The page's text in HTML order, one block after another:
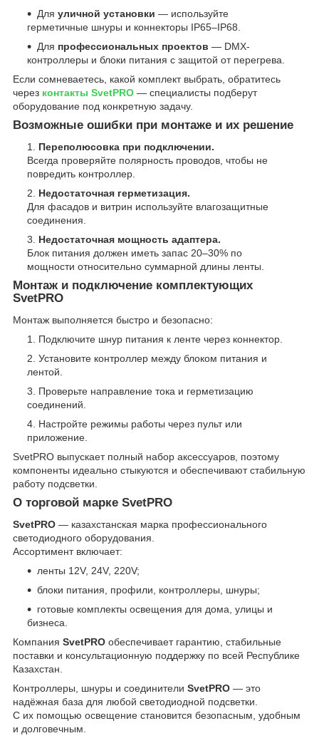
Для уличной установки — используйте
герметичные шнуры и коннекторы IP65–IP68.
Для профессиональных проектов — DMX-
контроллеры и блоки питания с защитой от перегрева.
Если сомневаетесь, какой комплект выбрать, обратитесь
через контакты SvetPRO — специалисты подберут
оборудование под конкретную задачу.
Возможные ошибки при монтаже и их решение
Переполюсовка при подключении.
Всегда проверяйте полярность проводов, чтобы не
повредить контроллер.
Недостаточная герметизация.
Для фасадов и витрин используйте влагозащитные
соединения.
Недостаточная мощность адаптера.
Блок питания должен иметь запас 20–30% по
мощности относительно суммарной длины ленты.
Монтаж и подключение комплектующих
SvetPRO
Монтаж выполняется быстро и безопасно:
Подключите шнур питания к ленте через коннектор.
Установите контроллер между блоком питания и
лентой.
Проверьте направление тока и герметизацию
соединений.
Настройте режимы работы через пульт или
приложение.
SvetPRO выпускает полный набор аксессуаров, поэтому
компоненты идеально стыкуются и обеспечивают стабильную
работу подсветки.
О торговой марке SvetPRO
SvetPRO — казахстанская марка профессионального
светодиодного оборудования.
Ассортимент включает:
ленты 12V, 24V, 220V;
блоки питания, профили, контроллеры, шнуры;
готовые комплекты освещения для дома, улицы и
бизнеса.
Компания SvetPRO обеспечивает гарантию, стабильные
поставки и консультационную поддержку по всей Республике
Казахстан.
Контроллеры, шнуры и соединители SvetPRO — это
надёжная база для любой светодиодной подсветки.
С их помощью освещение становится безопасным, удобным
и долговечным.